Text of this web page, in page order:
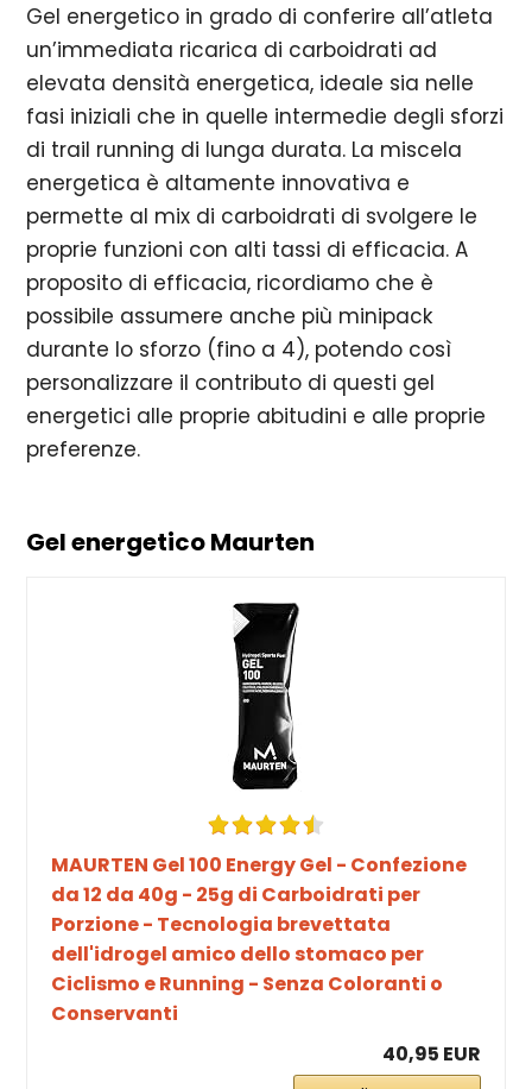
Gel energetico in grado di conferire all’atleta
un’immediata ricarica di carboidrati ad
elevata densità energetica, ideale sia nelle
fasi iniziali che in quelle intermedie degli sforzi
di trail running di lunga durata. La miscela
energetica è altamente innovativa e
permette al mix di carboidrati di svolgere le
proprie funzioni con alti tassi di efficacia. A
proposito di efficacia, ricordiamo che è
possibile assumere anche più minipack
durante lo sforzo (fino a 4), potendo così
personalizzare il contributo di questi gel
energetici alle proprie abitudini e alle proprie
preferenze.
Gel energetico Maurten
MAURTEN Gel 100 Energy Gel - Confezione
da 12 da 40g - 25g di Carboidrati per
Porzione - Tecnologia brevettata
dell'idrogel amico dello stomaco per
Ciclismo e Running - Senza Coloranti o
Conservanti
40,95 EUR